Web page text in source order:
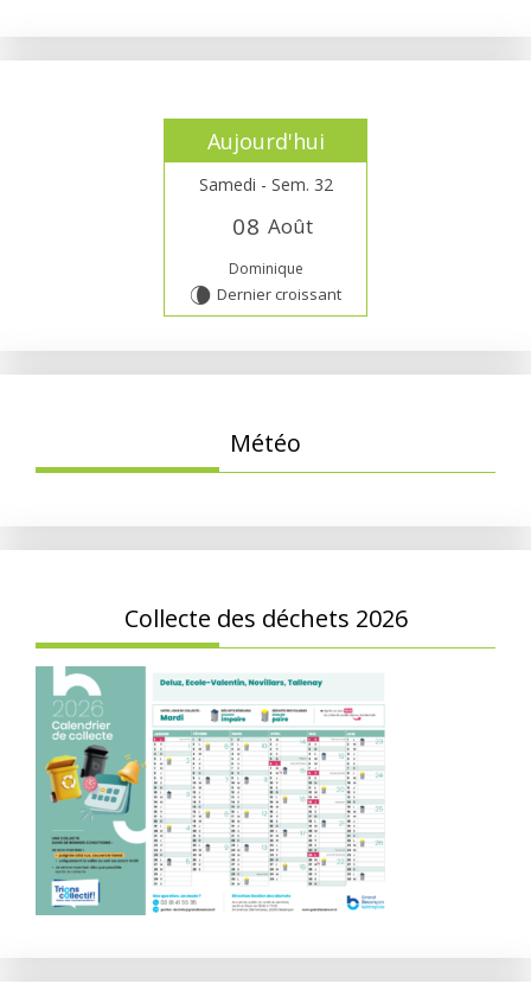
Aujourd'hui
Samedi - Sem. 32
08 Août
Dominique
V Dernier croissant
Météo
Collecte des déchets 2026